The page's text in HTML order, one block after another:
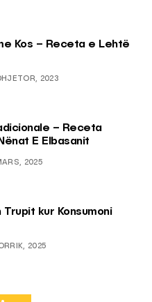
Kos – Receta e Lehtë
2023
– Receta
E Elbasanit
2025
kur Konsumoni
2025